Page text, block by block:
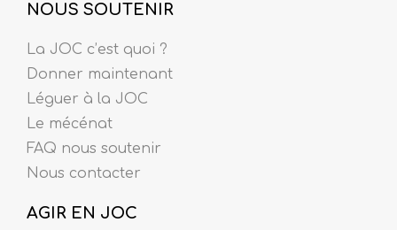
NOUS SOUTENIR
La JOC c’est quoi ?
Donner maintenant
Léguer à la JOC
Le mécénat
FAQ nous soutenir
Nous contacter
AGIR EN JOC